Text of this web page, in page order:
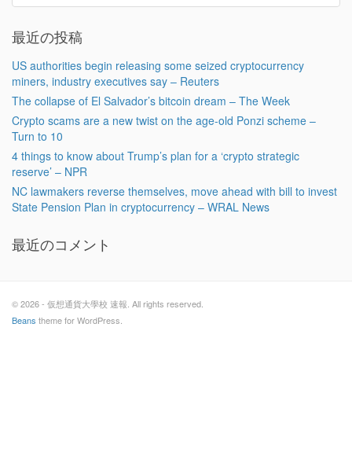
最近の投稿
US authorities begin releasing some seized cryptocurrency
miners, industry executives say – Reuters
The collapse of El Salvador’s bitcoin dream – The Week
Crypto scams are a new twist on the age-old Ponzi scheme –
Turn to 10
4 things to know about Trump’s plan for a ‘crypto strategic
reserve’ – NPR
NC lawmakers reverse themselves, move ahead with bill to invest
State Pension Plan in cryptocurrency – WRAL News
最近のコメント
© 2026 - 仮想通貨大學校 速報. All rights reserved.
Beans theme for WordPress.